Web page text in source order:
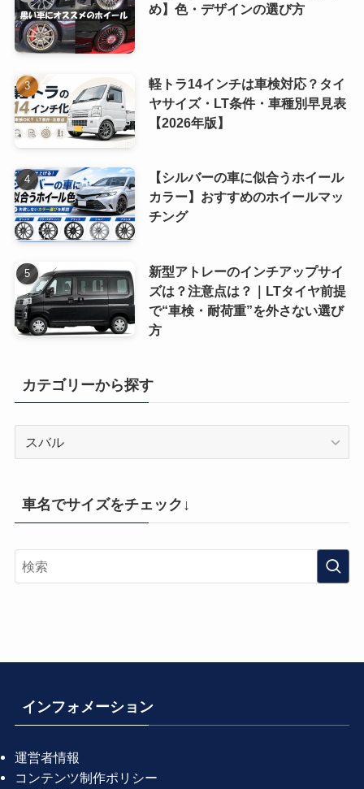
め】色・デザインの選び方
軽トラ14インチは車検対応？タイ
ヤサイズ・LT条件・車種別早見表
【2026年版】
【シルバーの車に似合うホイール
カラー】おすすめのホイールマッ
チング
新型アトレーのインチアップサイ
ズは？注意点は？｜LTタイヤ前提
で“車検・耐荷重”を外さない選び
方
カテゴリーから探す
リ
探
車名でサイズをチェック↓
インフォメーション
運営者情報
コンテンツ制作ポリシー